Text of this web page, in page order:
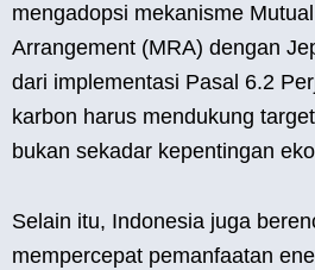
mengadopsi mekanisme
Arrangement (MRA) dengan
dari implementasi Pasal 6.2
karbon harus mendukung
bukan sekadar kepentingan
Selain itu, Indonesia juga
mempercepat pemanfaatan